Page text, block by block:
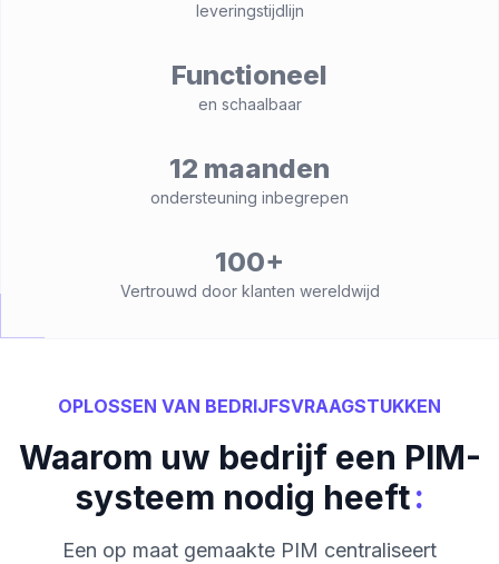
leveringstijdlijn
Functioneel
en schaalbaar
12 maanden
ondersteuning inbegrepen
100+
Vertrouwd door klanten wereldwijd
OPLOSSEN VAN BEDRIJFSVRAAGSTUKKEN
Waarom uw bedrijf een PIM-
systeem nodig heeft:
Een op maat gemaakte PIM centraliseert